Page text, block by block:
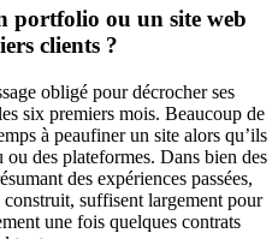
portfolio ou un site web
clients ?
obligé pour décrocher ses
six premiers mois. Beaucoup de
à peaufiner un site alors qu’ils
des plateformes. Dans bien des
des expériences passées,
suffisent largement pour
une fois quelques contrats